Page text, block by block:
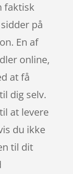
faktisk
på
En af
online,
at få
dig selv.
at levere
du ikke
til dit